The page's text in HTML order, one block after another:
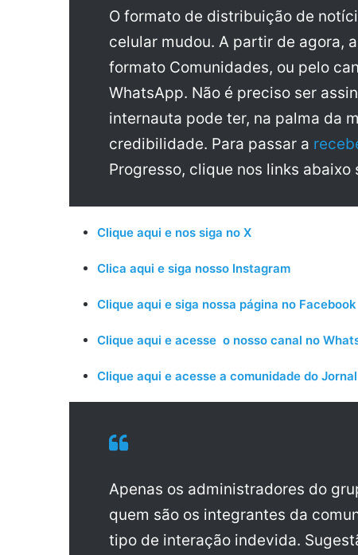
O formato de distribuição de
celular mudou. A partir de agora,
formato Comunidades, ou pelo
WhatsApp. Não é preciso ser
internauta pode ter, na palma da
credibilidade. Para passar a
Progresso, clique nos links
Clique aqui e nos siga no X
Clica aqui e siga nosso Instagram
Clique aqui e siga nossa página no Facebook
Clique aqui e acesse o nosso canal no
Clique aqui e acesse a comunidade do
Apenas os administradores do
quem são os integrantes da
tipo de interação indevida.